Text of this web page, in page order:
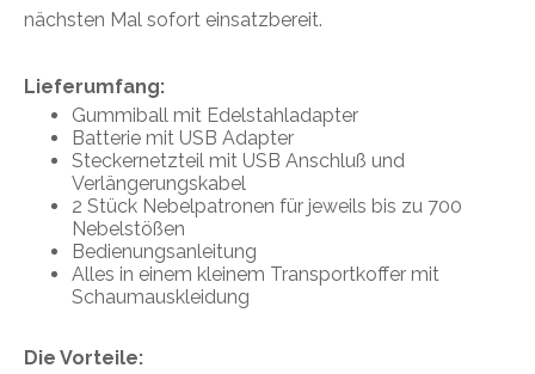
nächsten Mal sofort einsatzbereit.
Lieferumfang:
Gummiball mit Edelstahladapter
Batterie mit USB Adapter
Steckernetzteil mit USB Anschluß und
Verlängerungskabel
2 Stück Nebelpatronen für jeweils bis zu 700
Nebelstößen
Bedienungsanleitung
Alles in einem kleinem Transportkoffer mit
Schaumauskleidung
Die Vorteile: